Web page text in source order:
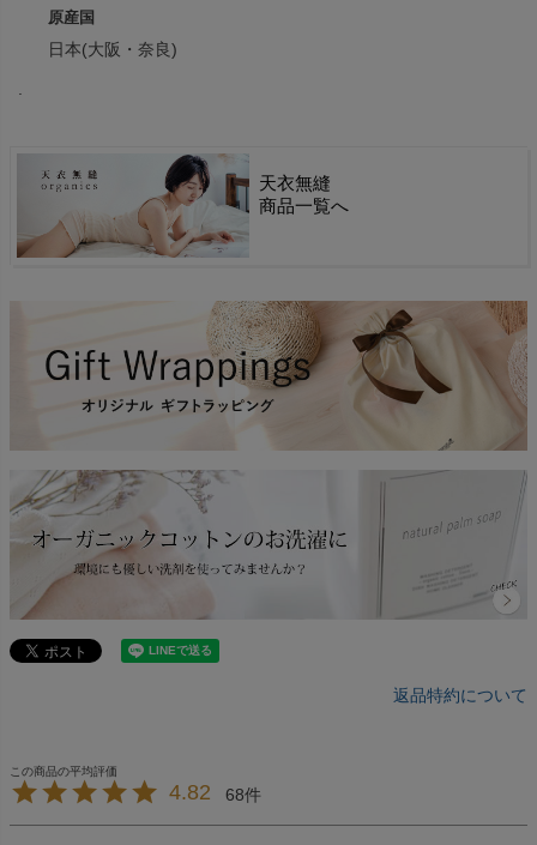
原産国
日本(大阪・奈良)
.
天衣無縫
商品一覧へ
返品特約について
4.82 68